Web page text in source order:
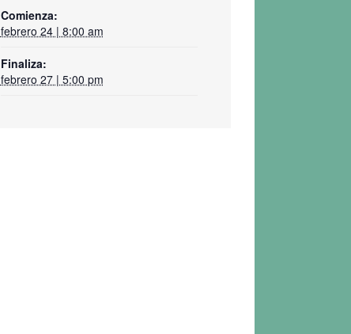
Comienza:
febrero 24 | 8:00 am
Finaliza:
febrero 27 | 5:00 pm